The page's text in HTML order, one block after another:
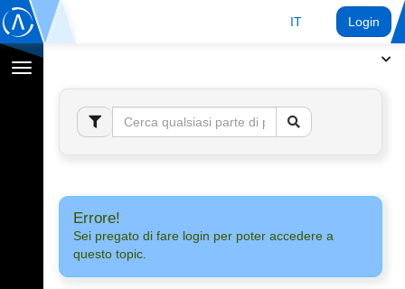
IT Login
Toggle
navigation
Errore!
Sei pregato di fare login per poter accedere a
questo topic.